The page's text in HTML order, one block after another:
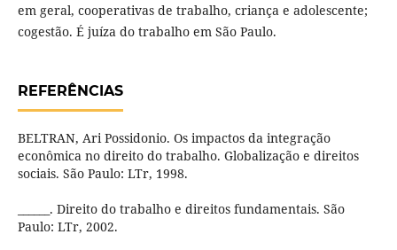
em geral, cooperativas de trabalho, criança e adolescente;
cogestão. É juíza do trabalho em São Paulo.
REFERÊNCIAS
BELTRAN, Ari Possidonio. Os impactos da integração
econômica no direito do trabalho. Globalização e direitos
sociais. São Paulo: LTr, 1998.
______. Direito do trabalho e direitos fundamentais. São
Paulo: LTr, 2002.